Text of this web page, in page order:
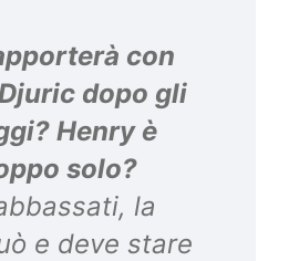
con
dopo gli
Henry è
solo?
la
e deve stare